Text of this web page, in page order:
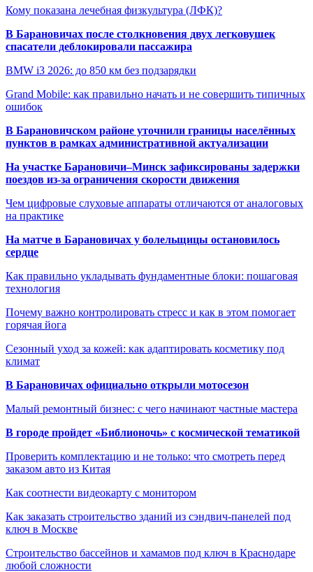
Кому показана лечебная физкультура (ЛФК)?
В Барановичах после столкновения двух легковушек
спасатели деблокировали пассажира
BMW i3 2026: до 850 км без подзарядки
Grand Mobile: как правильно начать и не совершить типичных
ошибок
В Барановичском районе уточнили границы населённых
пунктов в рамках административной актуализации
На участке Барановичи–Минск зафиксированы задержки
поездов из-за ограничения скорости движения
Чем цифровые слуховые аппараты отличаются от аналоговых
на практике
На матче в Барановичах у болельщицы остановилось
сердце
Как правильно укладывать фундаментные блоки: пошаговая
технология
Почему важно контролировать стресс и как в этом помогает
горячая йога
Сезонный уход за кожей: как адаптировать косметику под
климат
В Барановичах официально открыли мотосезон
Малый ремонтный бизнес: с чего начинают частные мастера
В городе пройдет «Библионочь» с космической тематикой
Проверить комплектацию и не только: что смотреть перед
заказом авто из Китая
Как соотнести видеокарту с монитором
Как заказать строительство зданий из сэндвич-панелей под
ключ в Москве
Строительство бассейнов и хамамов под ключ в Краснодаре
любой сложности